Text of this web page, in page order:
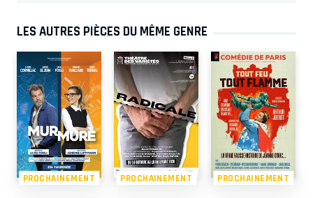
LES AUTRES PIÈCES DU MÊME GENRE
PROCHAINEMENT PROCHAINEMENT PROCHAINEMENT